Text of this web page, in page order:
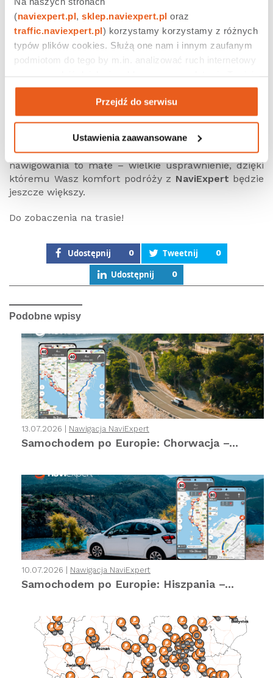
(naviexpert.pl sklep.naviexpert.pl
traffic.naviexpert.pl) korzystamy korzystamy z różnych
typów plików cookies. Służą one nam i innym zaufanym
podmiotom do tego by m.in. analizować ruch internetowy
aktywności na naszych stronach internetowych. Więcej
informacji znajdziesz w naszej polityce prywatności
Przejdź do serwisu
Ustawienia zaawansowane
Kontrolka informująca o konieczności zatankowania
może zaskoczyć nawet najbardziej doświadczonych i
kłopotliwe, zwłaszcza w kontekście
niespodziewanych objazdów czy podróżowania
nieznaną wcześniej drogą. Stacje paliw w trybie
nawigowania to małe – wielkie usprawnienie, dzięki
któremu Wasz komfort podróży z NaviExpert będzie
jeszcze większy.
Do zobaczenia na trasie!
Udostępnij 0 Tweetnij 0
Udostępnij 0
Podobne wpisy
13.07.2026 | Nawigacja NaviExpert
Samochodem po Europie: Chorwacja –...
10.07.2026 | Nawigacja NaviExpert
Samochodem po Europie: Hiszpania –...